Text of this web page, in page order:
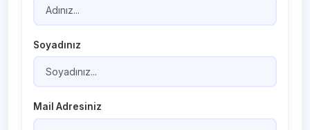
Soyadınız
Mail Adresiniz